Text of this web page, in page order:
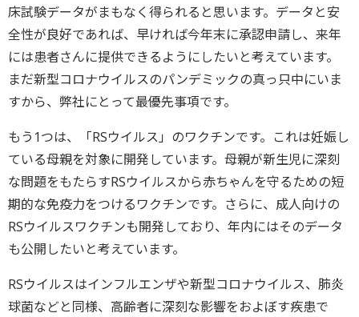
床試験データがまもなく得られると思います。データと安
全性が良好であれば、早ければ今年末に承認申請し、来年
には患者さんに提供できるようにしたいと考えています。
まだ新型コロナウイルスのパンデミックの真っ只中にいま
すから、弊社にとって最優先事項です。
もう1つは、「RSウイルス」のワクチンです。これは妊娠し
ている母親を対象に開発しています。母親が新生児に深刻
な問題をもたらすRSウイルスから赤ちゃんを守るための短
期的な免疫力をつけるワクチンです。さらに、成人向けの
RSウイルスワクチンも開発しており、年内にはそのデータ
も公開したいと考えています。
RSウイルスはインフルエンザや新型コロナウイルス、肺炎
球菌などと同様、高齢者に深刻な影響をおよぼす疾患で